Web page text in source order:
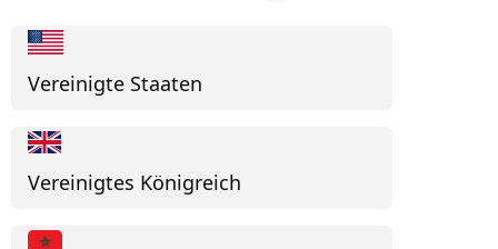
Vereinigte Staaten
Vereinigtes Königreich